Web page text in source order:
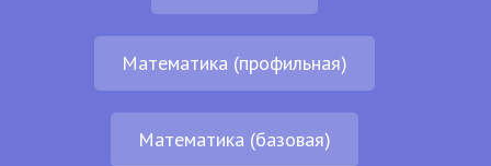
Математика (профильная)
Математика (базовая)